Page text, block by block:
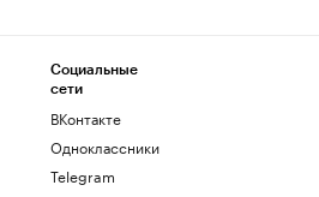
Социальные
сети
ВКонтакте
Одноклассники
Telegram